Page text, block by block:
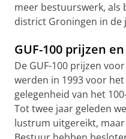
meer bestuurswerk, als
district Groningen in de
GUF-100 prijzen
De GUF-100 prijzen
werden in 1993 voor
gelegenheid van het
Tot twee jaar geleden
lustrum uitgereikt, maar